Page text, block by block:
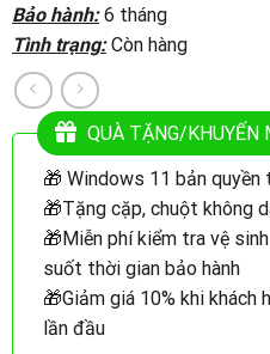
Bảo hành: 6 tháng
Tình trạng: Còn hàng
QUÀ TẶNG/KHUYẾN
🎁 Windows 11 bản quyền
🎁Tặng cặp, chuột không
🎁Miễn phí kiểm tra vệ
suốt thời gian bảo hành
🎁Giảm giá 10% khi khách
lần đầu